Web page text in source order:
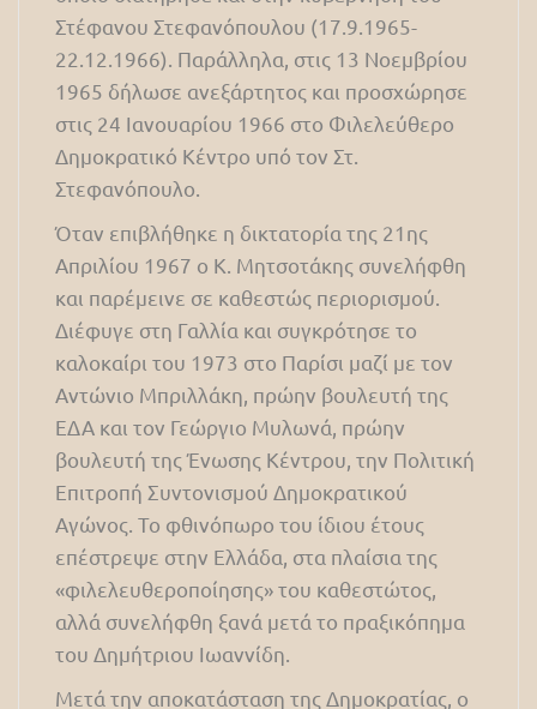
Στέφανου Στεφανόπουλου (17.9.1965-
22.12.1966). Παράλληλα, στις 13 Νοεμβρίου
1965 δήλωσε ανεξάρτητος και προσχώρησε
στις 24 Ιανουαρίου 1966 στο Φιλελεύθερο
Δημοκρατικό Κέντρο υπό τον Στ.
Στεφανόπουλο.
Όταν επιβλήθηκε η δικτατορία της 21ης
Απριλίου 1967 ο Κ. Μητσοτάκης συνελήφθη
και παρέμεινε σε καθεστώς περιορισμού.
Διέφυγε στη Γαλλία και συγκρότησε το
καλοκαίρι του 1973 στο Παρίσι μαζί με τον
Αντώνιο Μπριλλάκη, πρώην βουλευτή της
ΕΔΑ και τον Γεώργιο Μυλωνά, πρώην
βουλευτή της Ένωσης Κέντρου, την Πολιτική
Επιτροπή Συντονισμού Δημοκρατικού
Αγώνος. Το φθινόπωρο του ίδιου έτους
επέστρεψε στην Ελλάδα, στα πλαίσια της
«φιλελευθεροποίησης» του καθεστώτος,
αλλά συνελήφθη ξανά μετά το πραξικόπημα
του Δημήτριου Ιωαννίδη.
Μετά την αποκατάσταση της Δημοκρατίας, ο